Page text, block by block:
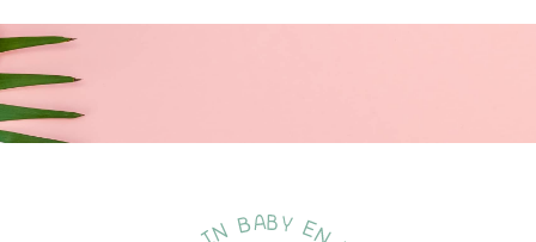
98% van de baby's accepteert de siliconen spenen met
textuur
Baby's weten wat ze fijn vinden! We vroegen moeders hoe hun
kleintjes reageren op onze siliconenspenen met textuur en 98%
gaf aan dat hun baby de Philips Avent ultra soft-fopspenen